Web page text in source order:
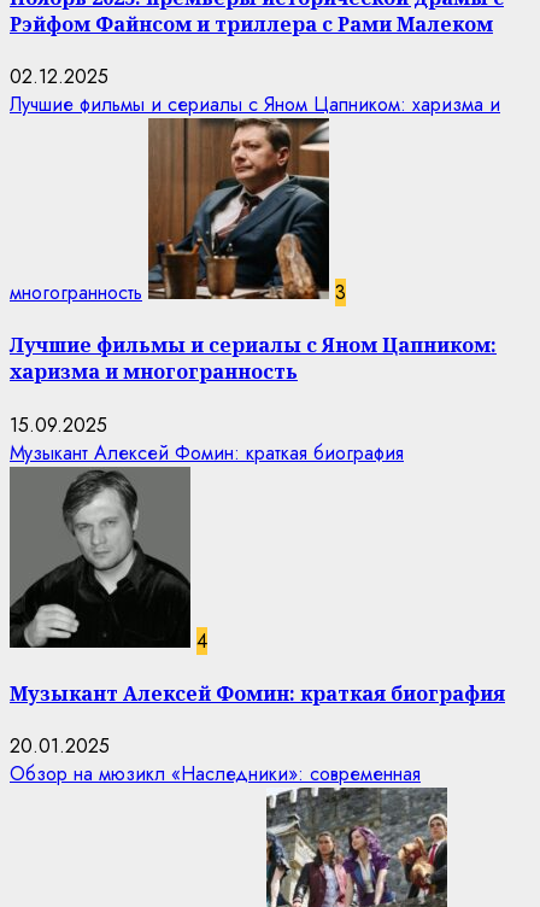
Рэйфом Файнсом и триллера с Рами Малеком
02.12.2025
Лучшие фильмы и сериалы с Яном Цапником: харизма и
многогранность 3
Лучшие фильмы и сериалы с Яном Цапником:
харизма и многогранность
15.09.2025
Музыкант Алексей Фомин: краткая биография
4
Музыкант Алексей Фомин: краткая биография
20.01.2025
Обзор на мюзикл «Наследники»: современная